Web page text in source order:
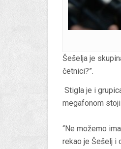
Šešelja je
četnici?”.
Stigla je i
megafonom
“Ne možemo
rekao je Šešelj i